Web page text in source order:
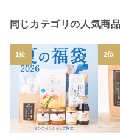
同じカテゴリの人気商品